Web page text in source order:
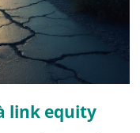
link equity